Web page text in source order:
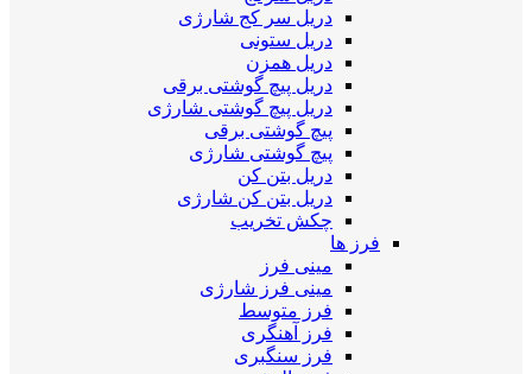
دریل سر کج شارژی
دریل ستونی
دریل همزن
دریل پیچ گوشتی برقی
دریل پیچ گوشتی شارژی
پیچ گوشتی برقی
پیچ گوشتی شارژی
دریل بتن کن
دریل بتن کن شارژی
چکش تخریب
فرز ها
مینی فرز
مینی فرز شارژی
فرز متوسط
فرز آهنگری
فرز سنگبری